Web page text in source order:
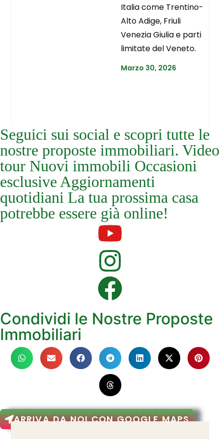
Italia come Trentino-
Alto Adige, Friuli
Venezia Giulia e parti
limitate del Veneto.
Marzo 30, 2026
Seguici sui social e scopri tutte le
nostre proposte immobiliari. Video
tour Nuovi immobili Occasioni
esclusive Aggiornamenti
quotidiani La tua prossima casa
potrebbe essere già online!
Condividi le Nostre Proposte
Immobiliari
ARRIVA DA NOI CON GOOGLE MAPS